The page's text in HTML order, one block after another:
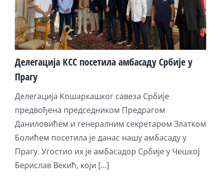
Делегација КСС посетила амбасаду Србије у
Прагу
Делегација Кошаркашког савеза Србије
предвођена председником Предрагом
Даниловићем и генералним секретаром Златком
Болићем посетила је данас нашу амбасаду у
Прагу. Угостио их је амбасадор Србије у Чешкој
Берислав Векић, који [...]